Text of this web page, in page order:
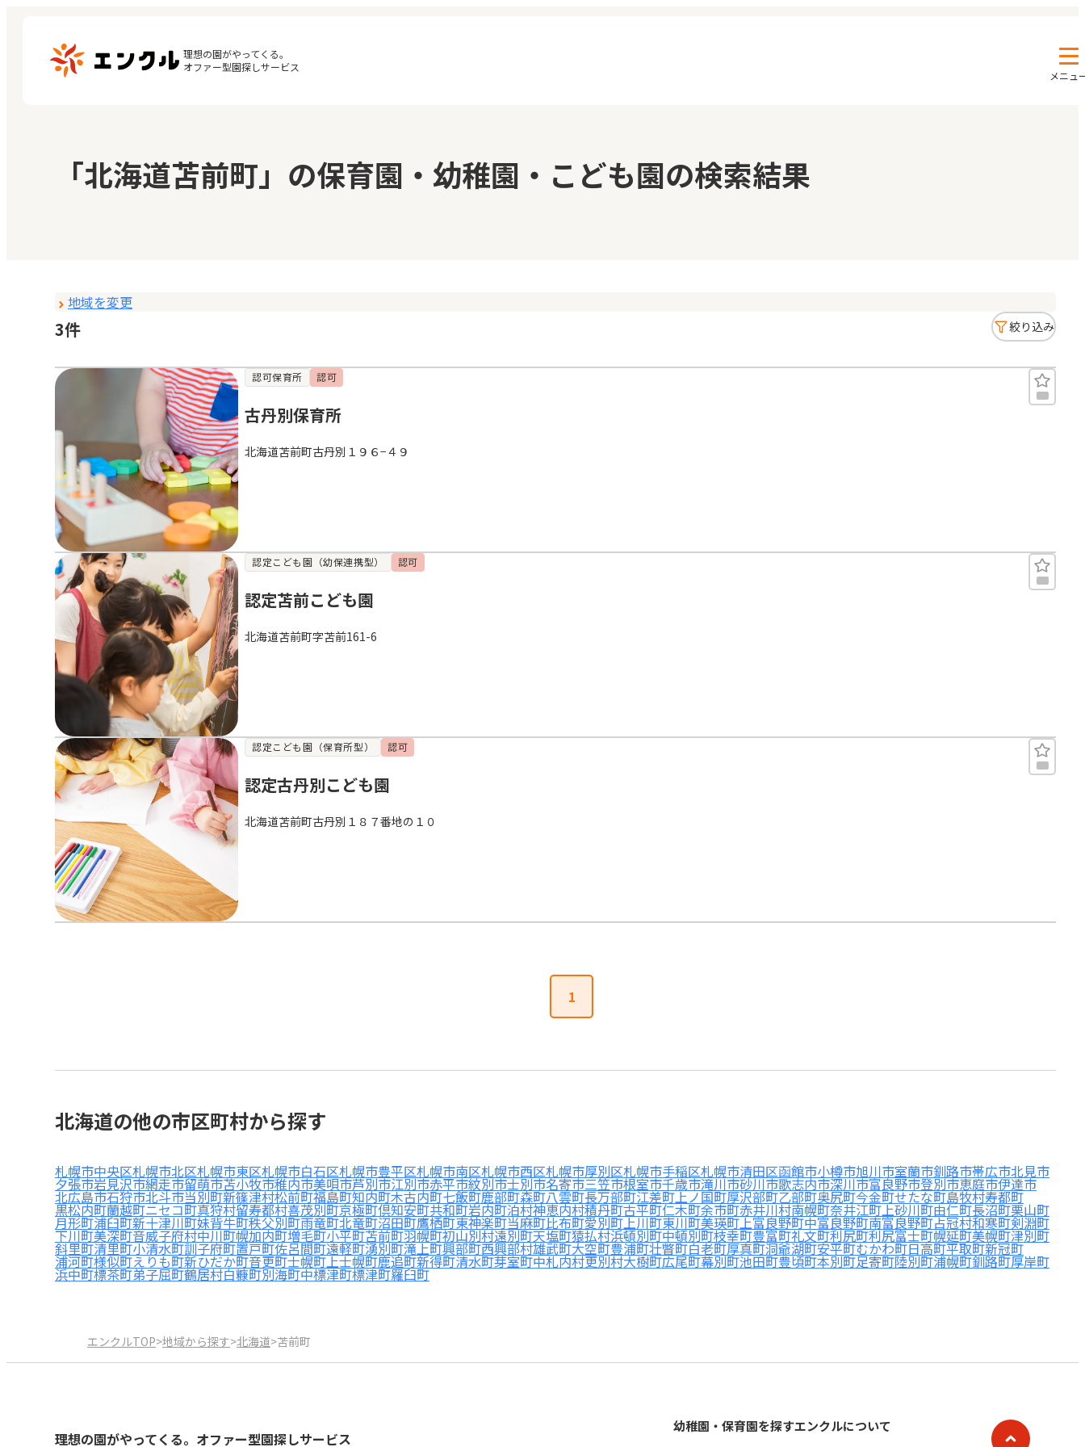
理想の園がやってくる。
オファー型園探しサービス
メニュ
保育園・幼稚園を探す
地図から探す
閲覧履歴
お気に入り
メッセージ
おすすめの園
「北海道苫前町」の保育園・幼稚園・こども園の検索結果
地域を変更
3件 絞り込み
認可保育所 認可
古丹別保育所
北海道苫前町古丹別１９６−４９
認定こども園（幼保連携型） 認可
認定苫前こども園
北海道苫前町字苫前161-6
認定こども園（保育所型） 認可
認定古丹別こども園
北海道苫前町古丹別１８７番地の１０
1
北海道の他の市区町村から探す
札幌市中央区札幌市北区札幌市東区札幌市白石区札幌市豊平区札幌市南区札幌市西区札幌市厚別区札幌市手稲区札幌市清田区函館市小樽市旭川市室蘭市釧路市帯広市北見市
夕張市岩見沢市網走市留萌市苫小牧市稚内市美唄市芦別市江別市赤平市紋別市士別市名寄市三笠市根室市千歳市滝川市砂川市歌志内市深川市富良野市登別市恵庭市伊達市
北広島市石狩市北斗市当別町新篠津村松前町福島町知内町木古内町七飯町鹿部町森町八雲町長万部町江差町上ノ国町厚沢部町乙部町奥尻町今金町せたな町島牧村寿都町
黒松内町蘭越町ニセコ町真狩村留寿都村喜茂別町京極町倶知安町共和町岩内町泊村神恵内村積丹町古平町仁木町余市町赤井川村南幌町奈井江町上砂川町由仁町長沼町栗山町
月形町浦臼町新十津川町妹背牛町秩父別町雨竜町北竜町沼田町鷹栖町東神楽町当麻町比布町愛別町上川町東川町美瑛町上富良野町中富良野町南富良野町占冠村和寒町剣淵町
下川町美深町音威子府村中川町幌加内町増毛町小平町苫前町羽幌町初山別村遠別町天塩町猿払村浜頓別町中頓別町枝幸町豊富町礼文町利尻町利尻富士町幌延町美幌町津別町
斜里町清里町小清水町訓子府町置戸町佐呂間町遠軽町湧別町滝上町興部町西興部村雄武町大空町豊浦町壮瞥町白老町厚真町洞爺湖町安平町むかわ町日高町平取町新冠町
浦河町様似町えりも町新ひだか町音更町士幌町上士幌町鹿追町新得町清水町芽室町中札内村更別村大樹町広尾町幕別町池田町豊頃町本別町足寄町陸別町浦幌町釧路町厚岸町
浜中町標茶町弟子屈町鶴居村白糠町別海町中標津町標津町羅臼町
エンクルTOP>地域から探す>北海道>苫前町
理想の園がやってくる。オファー型園探しサービス
幼稚園・保育園を探すエンクルについて